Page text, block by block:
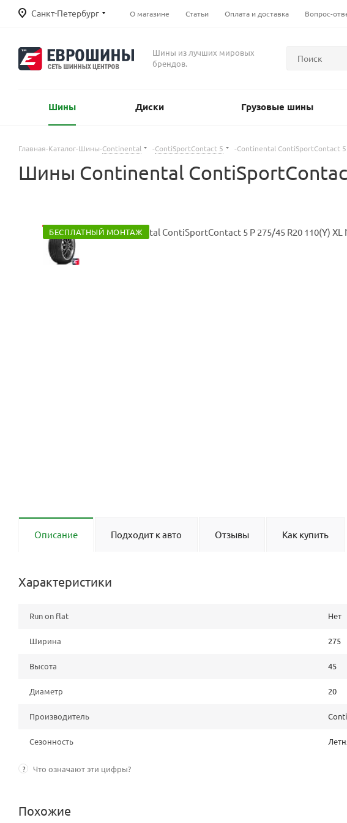
Санкт-Петербург О магазине Статьи Оплата и доставка Вопрос-
Шины из лучших мировых
брендов.
Шины Диски Грузовые шины
Главная-Каталог-Шины-Continental -ContiSportContact 5 -Continental ContiSportContact
Шины Continental
БЕСПЛАТНЫЙ МОНТАЖ
Описание Подходит к авто Отзывы Как купить
Характеристики
Run on flat Нет
Ширина 275
Высота 45
Диаметр 20
Производитель
Сезонность
? Что означают эти цифры?
Похожие